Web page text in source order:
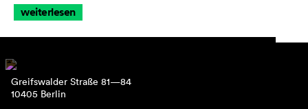
weiterlesen
Greifswalder Straße 81—84
10405 Berlin